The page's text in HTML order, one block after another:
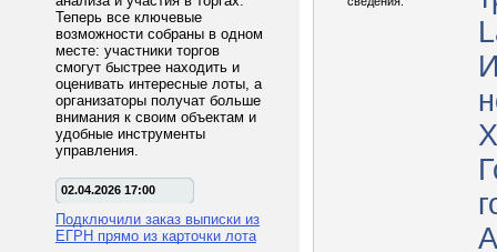
Теперь все ключевые
возможности собраны в одном
месте: участники торгов
смогут быстрее находить и
оценивать интересные лоты, а
организаторы получат больше
внимания к своим объектам и
удобные инструменты
управления.
02.04.2026 17:00
Подключили заказ выписки из
ЕГРН прямо из карточки лота